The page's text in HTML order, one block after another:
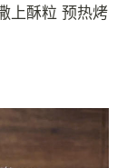
上酥粒 预热烤